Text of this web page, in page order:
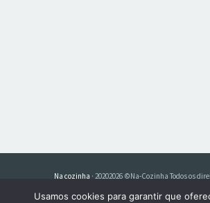
Na cozinha · 20202026 ©Na-Cozinha Todos os
Usamos cookies para garantir que